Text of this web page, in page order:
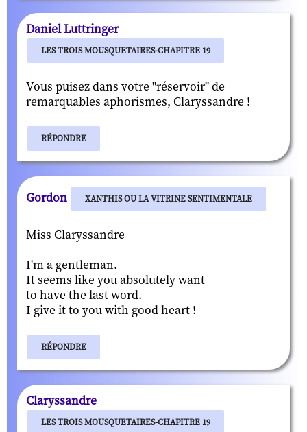
Daniel Luttringer
LES TROIS MOUSQUETAIRES-CHAPITRE 19
Vous puisez dans votre "réservoir" de
remarquables aphorismes, Claryssandre !
RÉPONDRE
Gordon XANTHIS OU LA VITRINE SENTIMENTALE
Miss Claryssandre
I'm a gentleman.
It seems like you absolutely want
to have the last word.
I give it to you with good heart !
RÉPONDRE
Claryssandre
LES TROIS MOUSQUETAIRES-CHAPITRE 19